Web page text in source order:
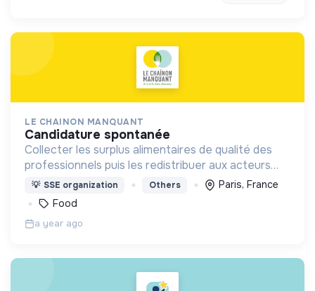
LE CHAINON MANQUANT
candidature spontanée
Collecter les surplus alimentaires de qualité des
professionnels puis les redistribuer aux acteurs
sociaux à proximité pour offrir une alimentation
saine et variée à ceux qui en ont le plus besoin.
💡 SSE organization Others
Paris, France
Food
a year ago